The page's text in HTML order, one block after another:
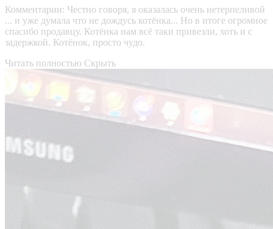
Комментарии: Честно говоря, я оказалась очень нетерпеливой
... и уже думала что не дождусь котёнка... Но в итоге огромное
спасибо продавцу. Котёнка нам всё таки привезли, хоть и с
задержкой. Котёнок, просто чудо.
Читать полностью Скрыть